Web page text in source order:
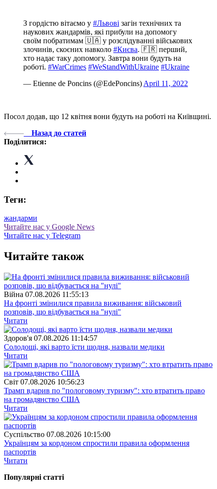
З гордістю вітаємо у #Львові загін технічних та
наукових жандармів, які прибули на допомогу
своїм побратимам 🇺🇦 у розслідуванні військових
злочинів, скоєних навколо #Києва. 🇫🇷 перший,
хто надає таку допомогу. Завтра вони будуть на
роботі. #WarCrimes #WeStandWithUkraine #Ukraine
— Etienne de Poncins (@EdePoncins) April 11, 2022
Посол додав, що 12 квітня вони будуть на роботі на Київщині.
Назад до статей
Поділитися:
Теги:
жандарми
Читайте нас у Google News
Читайте нас у Telegram
Читайте також
Війна 07.08.2026 11:55:13
На фронті змінилися правила виживання: військовий
розповів, що відбувається на "нулі"
Читати
Здоров'я 07.08.2026 11:14:57
Солодощі, які варто їсти щодня, назвали медики
Читати
Свiт 07.08.2026 10:56:23
Трамп вдарив по "пологовому туризму": хто втратить право
на громадянство США
Читати
Суспiльство 07.08.2026 10:15:00
Українцям за кордоном спростили правила оформлення
паспортів
Читати
Популярнi статтi